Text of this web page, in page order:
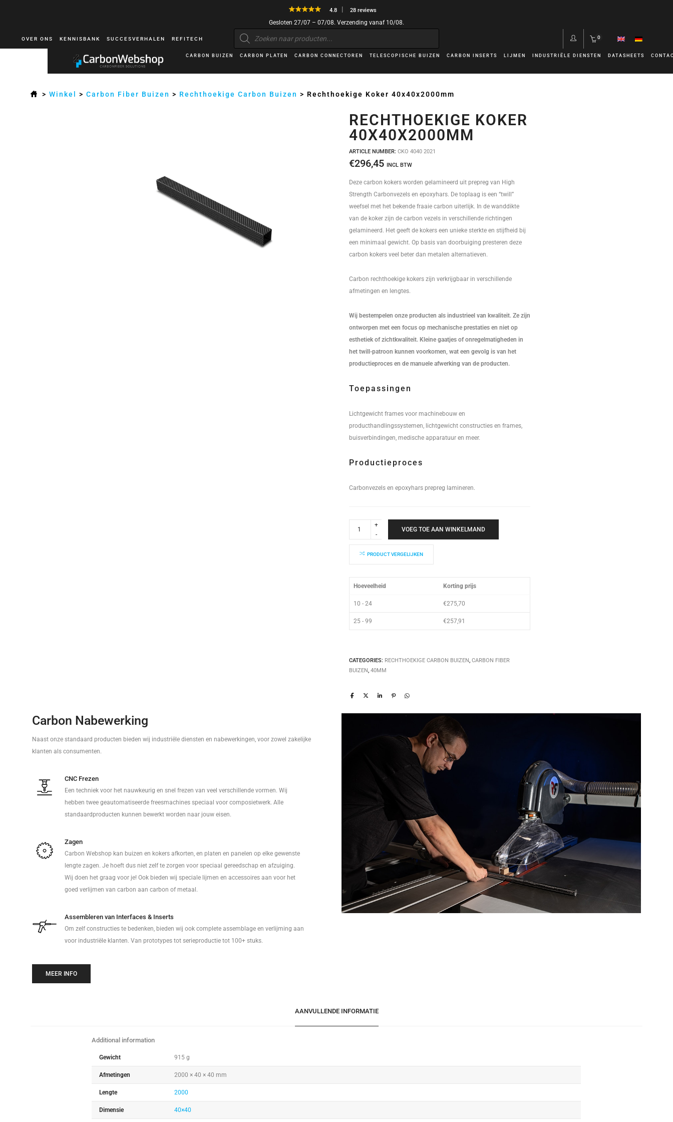
4.8 28 reviews
Gesloten 27/07 – 07/08. Verzending vanaf 10/08.
OVER ONS KENNISBANK SUCCESVERHALEN REFITECH
Producten
zoeken
0
CARBON BUIZEN CARBON PLATEN CARBON CONNECTOREN TELESCOPISCHE BUIZEN CARBON INSERTS LIJMEN INDUSTRIËLE DIENSTEN DATASHEETS
>Winkel >Carbon Fiber Buizen > Rechthoekige Carbon Buizen > Rechthoekige Koker 40x40x2000mm
RECHTHOEKIGE KOKER
40X40X2000MM
ARTICLE NUMBER: CKO 4040 2021
€296,45 INCL BTW
Deze carbon kokers worden gelamineerd uit prepreg van High
Strength Carbonvezels en epoxyhars. De toplaag is een “twill”
weefsel met het bekende fraaie carbon uiterlijk. In de wanddikte
van de koker zijn de carbon vezels in verschillende richtingen
gelamineerd. Het geeft de kokers een unieke sterkte en stijfheid bij
een minimaal gewicht. Op basis van doorbuiging presteren deze
carbon kokers veel beter dan metalen alternatieven.
Carbon rechthoekige kokers zijn verkrijgbaar in verschillende
afmetingen en lengtes.
Wij bestempelen onze producten als industrieel van kwaliteit. Ze zijn
ontworpen met een focus op mechanische prestaties en niet op
esthetiek of zichtkwaliteit. Kleine gaatjes of onregelmatigheden in
het twill-patroon kunnen voorkomen, wat een gevolg is van het
productieproces en de manuele afwerking van de producten.
Toepassingen
Lichtgewicht frames voor machinebouw en
producthandlingssystemen, lichtgewicht constructies en frames,
buisverbindingen, medische apparatuur en meer.
Productieproces
Carbonvezels en epoxyhars prepreg lamineren.
Rechthoekige
Koker
40x40x2000mm
VOEG TOE AAN WINKELMAND
PRODUCT VERGELIJKEN
Hoeveelheid Korting prijs
10 - 24 €275,70
25 - 99 €257,91
CATEGORIES: RECHTHOEKIGE CARBON BUIZEN, CARBON FIBER
BUIZEN, 40MM
Carbon Nabewerking
Naast onze standaard producten bieden wij industriële diensten en nabewerkingen, voor zowel zakelijke
klanten als consumenten.
CNC Frezen
Een techniek voor het nauwkeurig en snel frezen van veel verschillende vormen. Wij
hebben twee geautomatiseerde freesmachines speciaal voor composietwerk. Alle
standaardproducten kunnen bewerkt worden naar jouw eisen.
Zagen
Carbon Webshop kan buizen en kokers afkorten, en platen en panelen op elke gewenste
lengte zagen. Je hoeft dus niet zelf te zorgen voor speciaal gereedschap en afzuiging.
Wij doen het graag voor je! Ook bieden wij speciale lijmen en accessoires aan voor het
goed verlijmen van carbon aan carbon of metaal.
Assembleren van Interfaces & Inserts
Om zelf constructies te bedenken, bieden wij ook complete assemblage en verlijming aan
voor industriële klanten. Van prototypes tot serieproductie tot 100+ stuks.
MEER INFO
AANVULLENDE INFORMATIE
Additional information
Gewicht 915 g
Afmetingen 2000 × 40 × 40 mm
Lengte 2000
Dimensie 40×40